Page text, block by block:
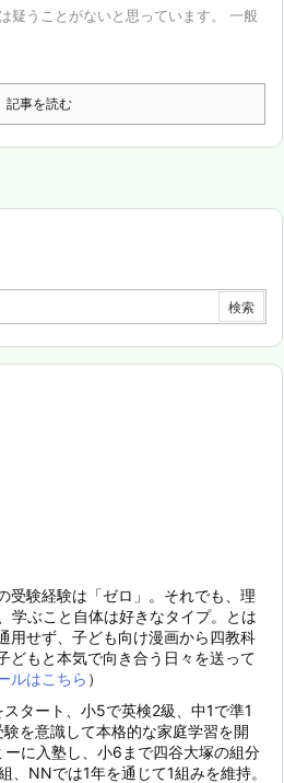
疑うことがないと思っています。 一般
記事を読む
受験経験は「ゼロ」。それでも、理
学ぶこと自体は好きなタイプ。とは
用せず、子ども向け漫画から四教科
どもと本気で向き合う日々を送って
ルはこちら ）
タート、小5で英検2級、中1で準1
を意識して本格的な家庭学習を開
に入塾し、小6まで四谷大塚の組分
、NNでは1年を通じて1組みを維持。